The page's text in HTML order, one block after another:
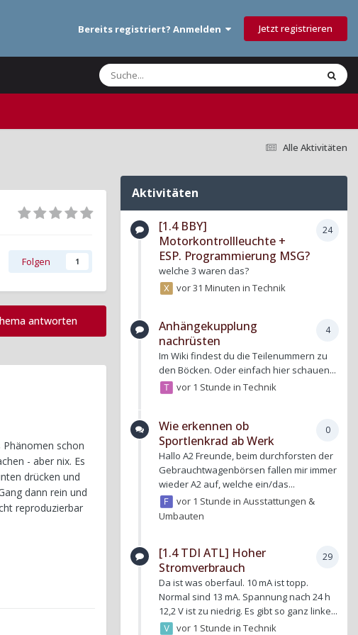
Bereits registriert? Anmelden Jetzt registrieren
Alle Aktivitäten
Folgen 1
antworten
schon
- aber nix. Es
drücken und
dann rein und
reproduzierbar
Aktivitäten
24
[1.4 BBY]
Motorkontrollleuchte +
ESP. Programmierung MSG?
welche 3 waren das?
vor 31 MinuteninTechnik
4
Anhängekupplung
nachrüsten
Im Wiki findest du die Teilenummern zu
den Böcken. Oder einfach hier schauen...
vor 1 Stunde inTechnik
0
Wie erkennen ob
Sportlenkrad ab Werk
Hallo A2 Freunde, beim durchforsten der
Gebrauchtwagenbörsen fallen mir immer
wieder A2 auf, welche ein/das...
vor 1 Stunde inAusstattungen &
Umbauten
29
[1.4 TDI ATL] Hoher
Stromverbrauch
Da ist was oberfaul. 10 mA ist topp.
Normal sind 13 mA. Spannung nach 24 h
12,2 V ist zu niedrig. Es gibt so ganz linke...
vor 1 Stunde inTechnik